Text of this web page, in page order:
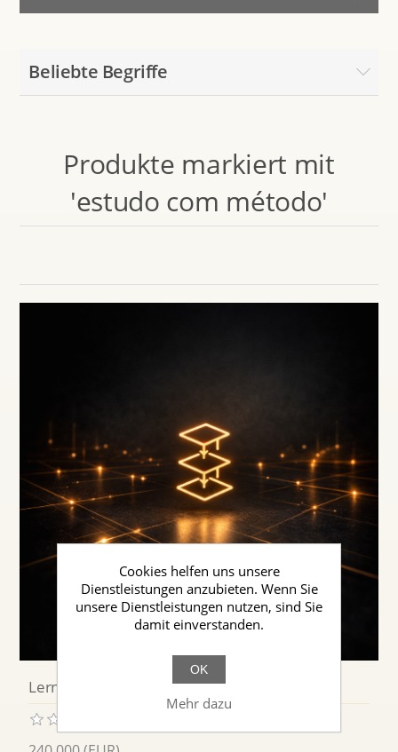
Mit dem Assistenten sprechen
Beliebte Begriffe
Produkte markiert mit
'estudo com método'
Lerninstanzen & Kurse
Cookies helfen uns unsere
Dienstleistungen anzubieten. Wenn Sie
unsere Dienstleistungen nutzen, sind Sie
damit einverstanden.
OK
Mehr dazu